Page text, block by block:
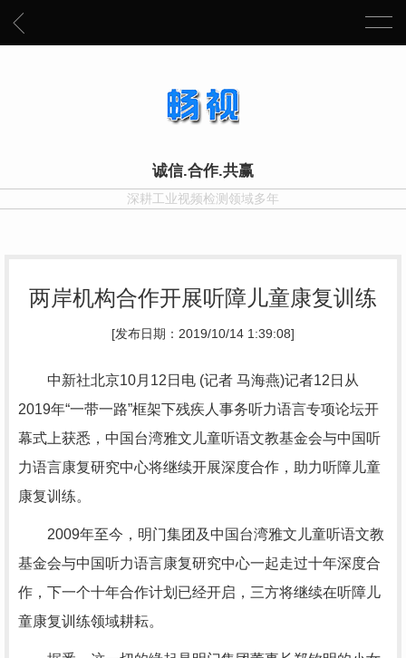
诚信.合作.共赢
深耕工业视频检测领域多年
两岸机构合作开展听障儿童康复训练
[发布日期：2019/10/14 1:39:08]
中新社北京10月12日电 (记者 马海燕)记者12日从
2019年“一带一路”框架下残疾人事务听力语言专项论坛开
幕式上获悉，中国台湾雅文儿童听语文教基金会与中国听
力语言康复研究中心将继续开展深度合作，助力听障儿童
康复训练。
2009年至今，明门集团及中国台湾雅文儿童听语文教
基金会与中国听力语言康复研究中心一起走过十年深度合
作，下一个十年合作计划已经开启，三方将继续在听障儿
童康复训练领域耕耘。